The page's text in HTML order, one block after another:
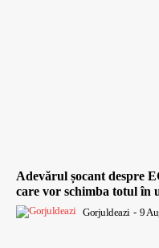
Adevărul șocant despre
care vor schimba totul în
Gorjuldeazi - 9